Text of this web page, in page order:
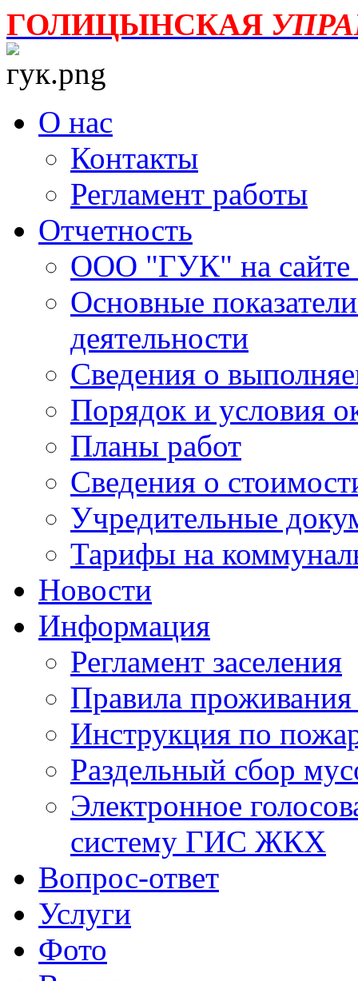
ГОЛИЦЫНСКАЯ
О нас
Контакты
Регламент работы
Отчетность
ООО "ГУК" на
Основные
деятельности
Сведения о
Порядок и условия
Планы работ
Сведения о
Учредительные
Тарифы на
Новости
Информация
Регламент заселения
Правила
Инструкция по
Раздельный сбор
Электронное
систему ГИС ЖКХ
Вопрос-ответ
Услуги
Фото